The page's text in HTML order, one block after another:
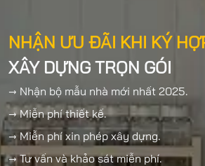
NHẬN ƯU ĐÃI KHI KÝ
XÂY DỰNG TRỌN GÓI
→ Nhận bộ mẫu nhà mới nhất 2025.
→ Miễn phí thiết kế.
→ Miễn phí xin phép xây dựng.
→ Tư vấn và khảo sát miễn phí.